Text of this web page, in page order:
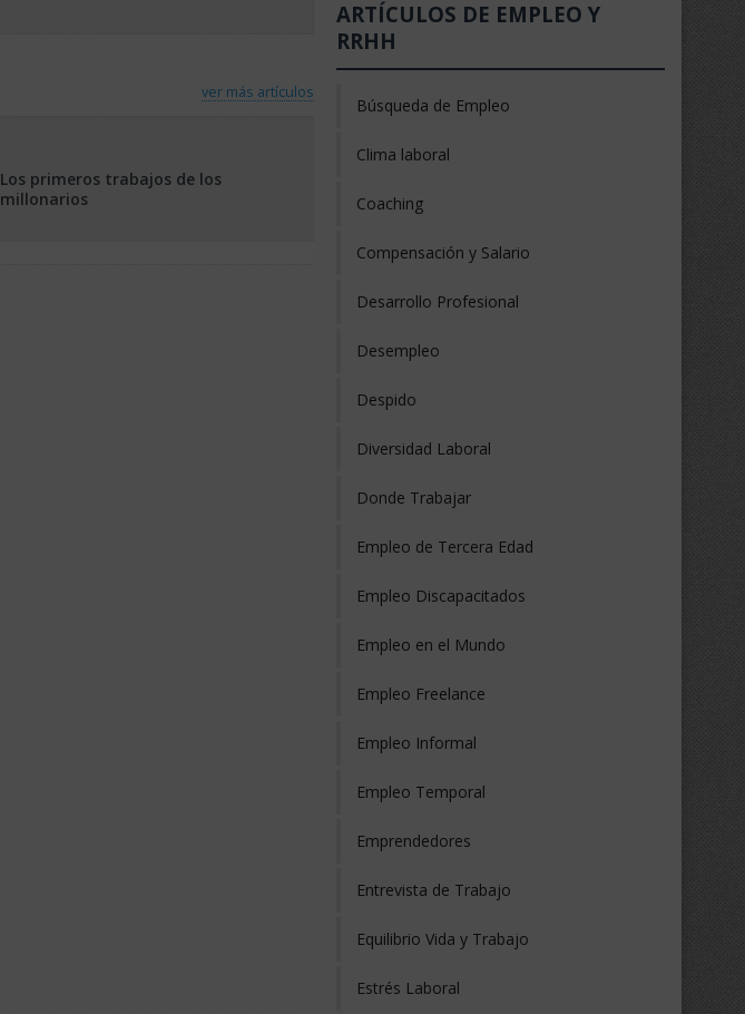
ver más artículos
Los primeros trabajos de los
millonarios
ARTÍCULOS DE EMPLEO Y
RRHH
Búsqueda de Empleo
Clima laboral
Coaching
Compensación y Salario
Desarrollo Profesional
Desempleo
Despido
Diversidad Laboral
Donde Trabajar
Empleo de Tercera Edad
Empleo Discapacitados
Empleo en el Mundo
Empleo Freelance
Empleo Informal
Empleo Temporal
Emprendedores
Entrevista de Trabajo
Equilibrio Vida y Trabajo
Estrés Laboral